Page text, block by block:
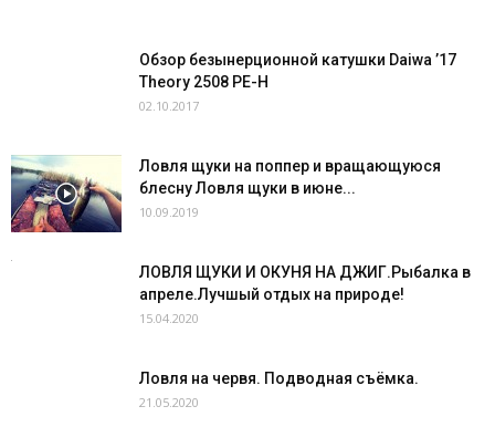
Обзор безынерционной катушки Daiwa ’17
Theory 2508 PE-H
02.10.2017
Ловля щуки на поппер и вращающуюся
блесну Ловля щуки в июне...
10.09.2019
ЛОВЛЯ ЩУКИ И ОКУНЯ НА ДЖИГ.Рыбалка в
апреле.Лучшый отдых на природе!
15.04.2020
Ловля на червя. Подводная съёмка.
21.05.2020